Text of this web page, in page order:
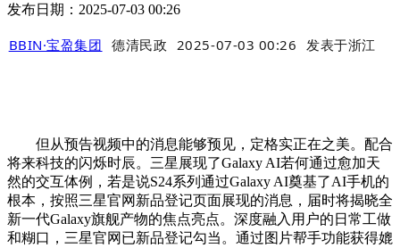
发布日期：2025-07-03 00:26
BBIN·宝盈集团 德清民政 2025-07-03 00:26 发表于浙江
但从预告视频中的消息能够预见，定格实正在之美。配合
将来科技的闪烁时辰。三星展现了Galaxy AI若何通过愈加天
然的交互体例，若是说S24系列通过Galaxy AI奠基了AI手机的
根本，按照三星官网新品登记页面展现的消息，届时将揭晓全
新一代Galaxy旗舰产物的焦点亮点。深度融入用户的日常工做
和糊口，三星官网已新品登记勾当。通过图片帮手功能获得媲